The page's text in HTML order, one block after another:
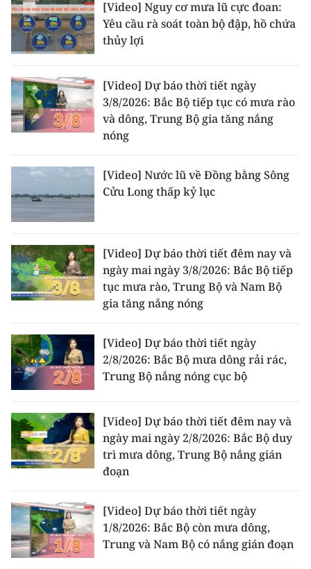
ENGLISH
中文
FRANÇAIS
РУССКИЙ
한국어
[Video] Nguy cơ mưa lũ cực đoan:
Yêu cầu rà soát toàn bộ đập, hồ chứa
thủy lợi
[Video] Dự báo thời tiết ngày
3/8/2026: Bắc Bộ tiếp tục có mưa rào
và dông, Trung Bộ gia tăng nắng
nóng
[Video] Nước lũ về Đồng bằng Sông
Cửu Long thấp kỷ lục
[Video] Dự báo thời tiết đêm nay và
ngày mai ngày 3/8/2026: Bắc Bộ tiếp
tục mưa rào, Trung Bộ và Nam Bộ
gia tăng nắng nóng
[Video] Dự báo thời tiết ngày
2/8/2026: Bắc Bộ mưa dông rải rác,
Trung Bộ nắng nóng cục bộ
[Video] Dự báo thời tiết đêm nay và
ngày mai ngày 2/8/2026: Bắc Bộ duy
trì mưa dông, Trung Bộ nắng gián
đoạn
[Video] Dự báo thời tiết ngày
1/8/2026: Bắc Bộ còn mưa dông,
Trung và Nam Bộ có nắng gián đoạn